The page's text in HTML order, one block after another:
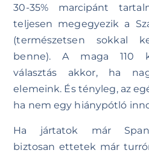
30-35% marcipánt
teljesen megegyezik a
(természetsen sokkal
benne). A maga 110
választás akkor, ha
elemeink. És tényleg, az
ha nem egy hiánypótló
Ha jártatok már
biztosan ettetek már